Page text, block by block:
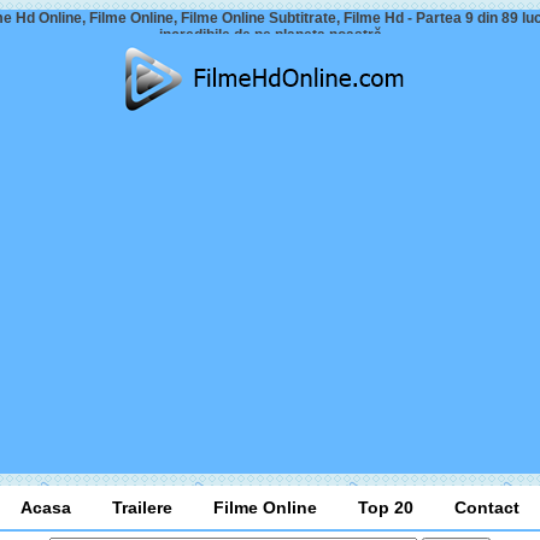
Hd Online, Filme Online, Filme Online Subtitrate, Filme Hd - Partea 9 din 89
incredibile de pe planeta noastră
Acasa Trailere Filme Online Top 20 Contact